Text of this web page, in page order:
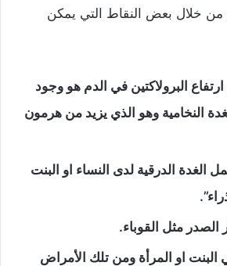
من خلال بعض النقاط التي يمكن
البرولاكتين في الدم هو وجود
النخامية وهو الذي يزيد من هرمون
الدرقية لدى النساء او البنت
مثل القوباء.
او المرأة ومن تلك الأمراض